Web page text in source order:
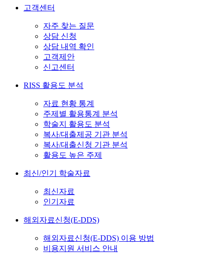
고객센터
자주 찾는 질문
상담 신청
상담 내역 확인
고객제안
신고센터
RISS 활용도 분석
자료 현황 통계
주제별 활용통계 분석
학술지 활용도 분석
복사/대출제공 기관 분석
복사/대출신청 기관 분석
활용도 높은 주제
최신/인기 학술자료
최신자료
인기자료
해외자료신청(E-DDS)
해외자료신청(E-DDS) 이용 방법
비용지원 서비스 안내